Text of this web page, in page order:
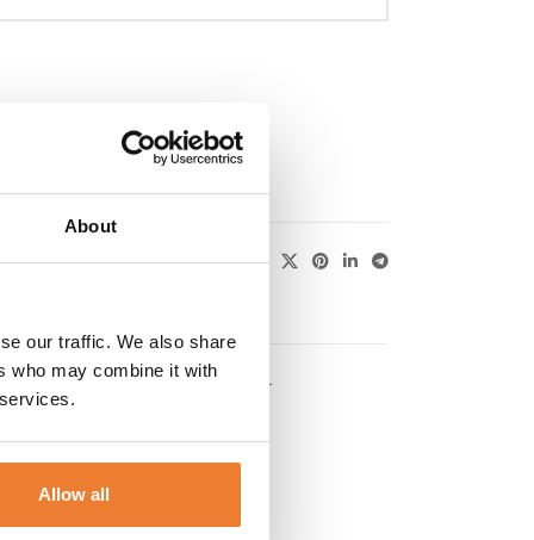
About
our traffic. We also share
who may combine it with
Allow all
KUNDTJÄNST